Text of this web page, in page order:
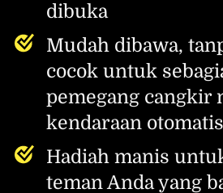
dibuka
Mudah dibawa,
cocok untuk
pemegang cangkir
kendaraan otomatis
Hadiah manis
teman Anda yang